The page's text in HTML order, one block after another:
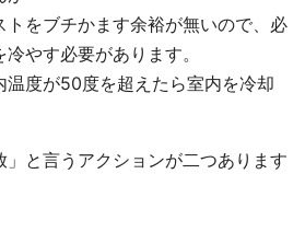
トをブチかます余裕が無いので、必
やす必要があります。
温度が50度を超えたら室内を冷却
と言うアクションが二つあります